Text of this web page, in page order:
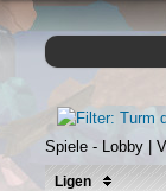
Spiele - Lobby |
Ligen